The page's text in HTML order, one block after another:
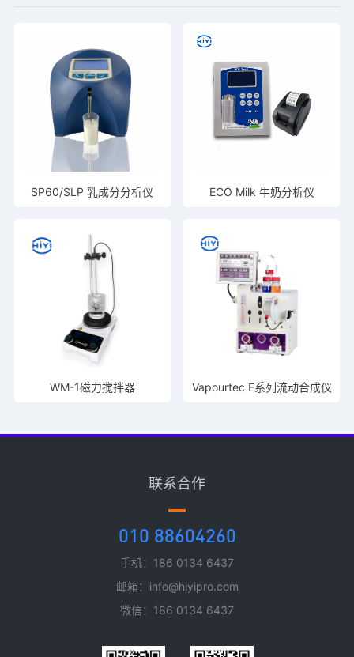
SP60/SLP 乳成分分析仪 ECO Milk 牛奶分析仪
WM-1磁力搅拌器 Vapourtec E系列流动合成仪
联系合作
010 88604260
手机：186 0134 6437
邮箱：info@hiyipro.com
微信：186 0134 6437